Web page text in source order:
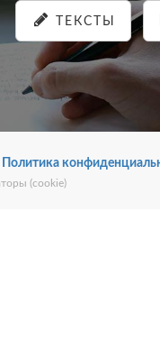
ТЕКСТЫ
Политика
(cookie)